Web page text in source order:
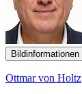
Bildinformationen
Ottmar von Holtz